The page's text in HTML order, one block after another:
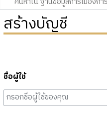
สร้างบัญชี
ชื่อผู้ใช้